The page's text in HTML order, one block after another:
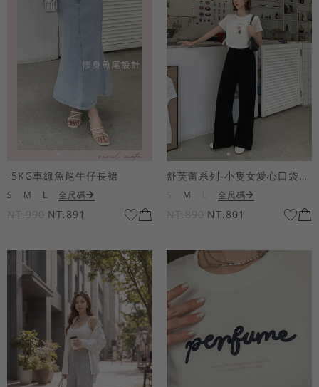
-5KG車線魚尾牛仔長裙
S M L 全尺碼
NT.990 NT.891
舒芙蕾系列-小隻女愛心口袋寬褲
M 全尺碼
NT.890 NT.801